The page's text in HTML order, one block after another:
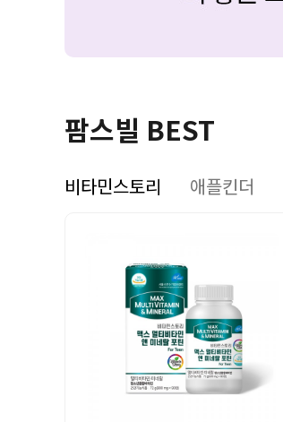
팜스빌 BEST
비타민스토리 애플킨더